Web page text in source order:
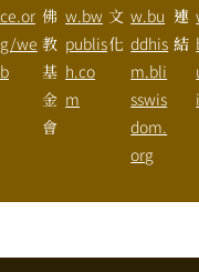
ce.or
g/we
b
佛
教
基
金
會
w.bw
publis
h.co
m
文
化
w.bu
ddhis
m.bli
sswis
dom.
org
連
結